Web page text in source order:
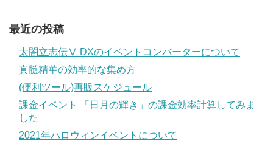
最近の投稿
太閤立志伝Ⅴ DXのイベントコンバーターについて
真髄精華の効率的な集め方
(便利ツール)再販スケジュール
課金イベント 「日月の輝き」の課金効率計算してみま
した
2021年ハロウィンイベントについて